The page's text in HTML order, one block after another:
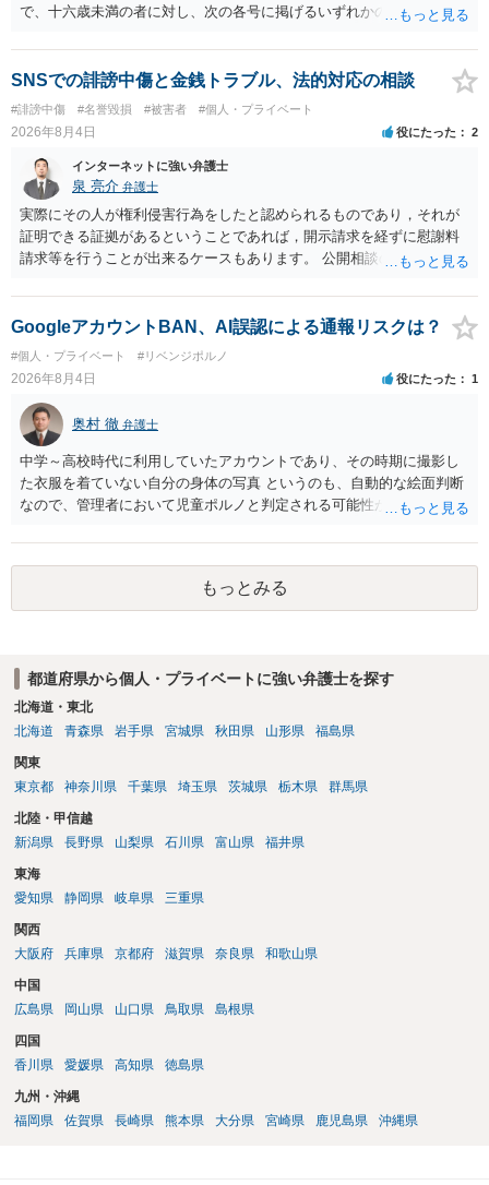
で、十六歳未満の者に対し、次の各号に掲げるいずれかの行為をした
が生まれた日より五年以上前の日に生まれた者に限る。）は、一年以
下の拘禁刑又は五十万円以下の罰金に処する。 一 威迫し、偽計を用
い又は誘惑して面会を要求すること。 二 拒まれたにもかかわらず、
反復して面会を要求すること。 三 金銭その他の利益を供与し、又は
その申込み若しくは約束をして面会を要求すること。 2前項の罪を犯
し、よってわいせつの目的で当該十六歳未満の者と面会をした者は、
二年以下の拘禁刑又は百万円以下の罰金に処する。
SNSでの誹謗中傷と金銭トラブル、法的対応の相談
#誹謗中傷 #名誉毀損 #被害者 #個人・プライベート
2026年8月4日 役にたった 2
インターネットに強い弁護士
泉 亮介 弁護士
実際にその人が権利侵害行為をしたと認められるものであり，それが
証明できる証拠があるということであれば，開示請求を経ずに慰謝料
請求等を行うことが出来るケースもあります。 公開相談の場では回答
に個別に相談されると良いでしょう。
GoogleアカウントBAN、AI誤認による通報リスクは？
#個人・プライベート #リベンジポルノ
2026年8月4日 役にたった 1
奥村 徹 弁護士
中学～高校時代に利用していたアカウントであり、その時期に撮影し
た衣服を着ていない自分の身体の写真 というのも、自動的な絵面判断
なので、管理者において児童ポルノと判定される可能性があります。
もっとみる
都道府県から個人・プライベートに強い弁護士を探す
北海道・東北
北海道
青森県 岩手県 宮城県 秋田県 山形県 福島県
関東
東京都
神奈川県 千葉県 埼玉県 茨城県 栃木県 群馬県
北陸・甲信越
新潟県
長野県 山梨県 石川県 富山県 福井県
東海
愛知県
静岡県 岐阜県 三重県
関西
大阪府
兵庫県 京都府 滋賀県 奈良県 和歌山県
中国
広島県
岡山県 山口県 鳥取県 島根県
四国
香川県
愛媛県 高知県 徳島県
九州・沖縄
福岡県
佐賀県 長崎県 熊本県 大分県 宮崎県 鹿児島県 沖縄県